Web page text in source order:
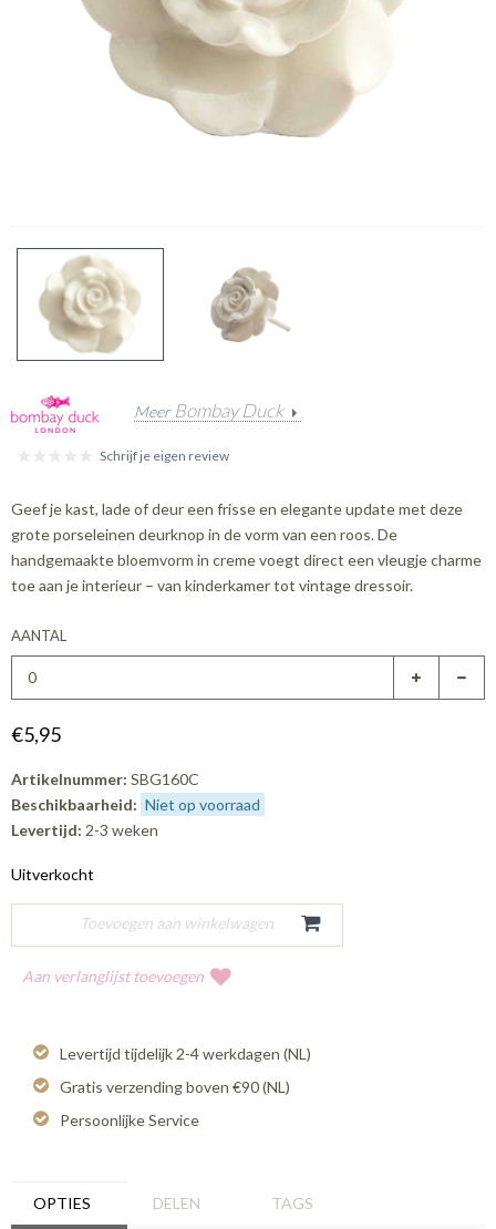
Meer Bombay Duck
Schrijf je eigen review
Geef je kast, lade of deur een frisse en elegante update met deze
grote porseleinen deurknop in de vorm van een roos. De
handgemaakte bloemvorm in creme voegt direct een vleugje charme
toe aan je interieur – van kinderkamer tot vintage dressoir.
AANTAL
€5,95
Artikelnummer: SBG160C
Beschikbaarheid: Niet op voorraad
Levertijd: 2-3 weken
Uitverkocht
Aan verlanglijst toevoegen
Levertijd tijdelijk 2-4 werkdagen (NL)
Gratis verzending boven €90 (NL)
Persoonlijke Service
OPTIES DELEN TAGS